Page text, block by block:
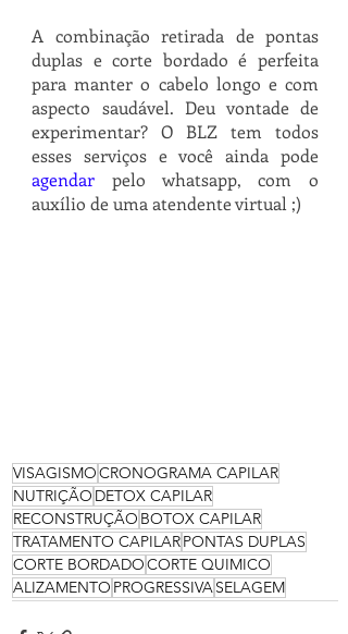
A combinação retirada de pontas
duplas e corte bordado é perfeita
para manter o cabelo longo e com
aspecto saudável. Deu vontade de
experimentar? O BLZ tem todos
agendar pelo whatsapp, com o
auxílio de uma atendente virtual ;)
VISAGISMOCRONOGRAMA CAPILAR
NUTRIÇÃO DETOX CAPILAR
RECONSTRUÇÃO BOTOX CAPILAR
TRATAMENTO CAPILARPONTAS DUPLAS
CORTE BORDADOCORTE QUIMICO
ALIZAMENTO PROGRESSIVASELAGEM